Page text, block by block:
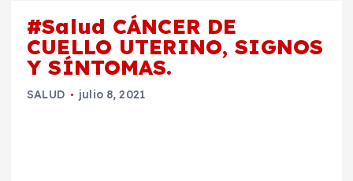
#Salud CÁNCER DE
CUELLO UTERINO, SIGNOS
Y SÍNTOMAS.
SALUD julio 8, 2021